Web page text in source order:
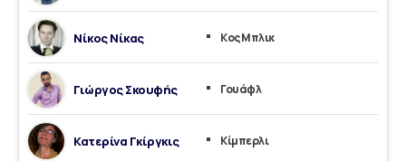
Νίκος Νίκας Κος Μπλικ
Γιώργος Σκουφής Γουάφλ
Κατερίνα Γκίργκις Kίμπερλι